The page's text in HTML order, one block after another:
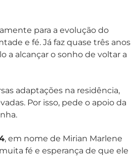
para a evolução do
e fé. Já faz quase três anos
a alcançar o sonho de voltar a
adaptações na residência,
Por isso, pede o apoio da
, em nome de Mirian Marlene
fé e esperança de que ele